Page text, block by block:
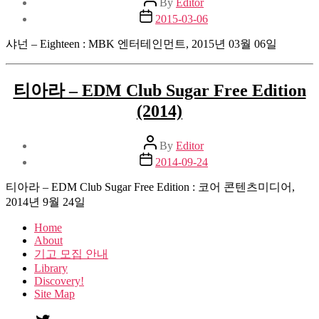
author
By Editor
Post
date
2015-03-06
샤넌 – Eighteen : MBK 엔터테인먼트, 2015년 03월 06일
티아라 – EDM Club Sugar Free Edition
(2014)
Post
author
By Editor
Post
date
2014-09-24
티아라 – EDM Club Sugar Free Edition : 코어 콘텐츠미디어,
2014년 9월 24일
Home
About
기고 모집 안내
Library
Discovery!
Site Map